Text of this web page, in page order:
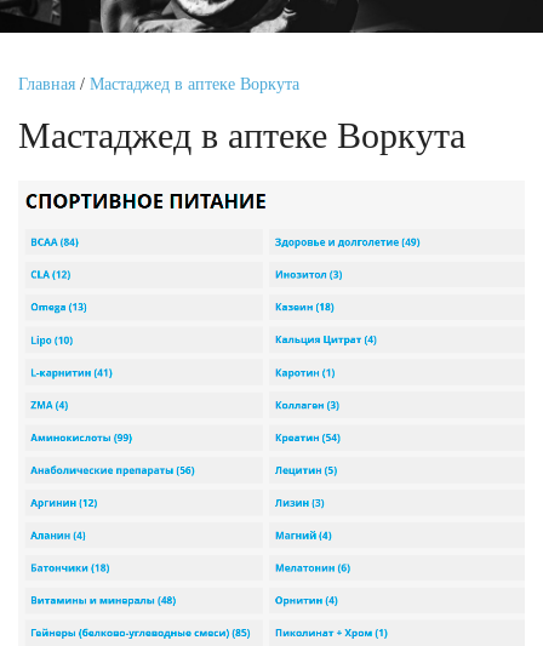
Главная / Мастаджед в аптеке Воркута
Мастаджед в аптеке Воркута